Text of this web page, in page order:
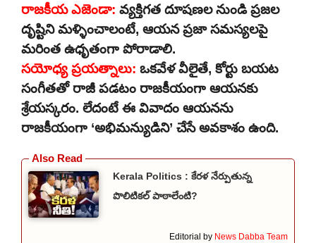
రాజకీయ ఎజెండా: వ్యక్తిగత దూషణల నుండి ప్రజల
దృష్టిని మళ్ళించాలంటే, ఆయన ప్రజా సమస్యలపై
మరింత ఉధృతంగా పోరాడాలి.
సయోధ్య ప్రయత్నాలు: ఒకవేళ వీలైతే, కోర్టు బయట
సంగీతతో రాజీ పడటం రాజకీయంగా ఆయనకు
శ్రేయస్కరం. లేదంటే ఈ వివాదం ఆయనను
రాజకీయంగా ‘అభిమన్యుడిని’ చేసే అవకాశం ఉంది.
Kerala Politics : కేరళ నేర్పుతున్న
పొలిటికల్ పాఠాలేంటి?
Editorial by News Dabba Team